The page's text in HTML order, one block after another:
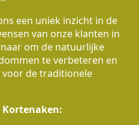
een uniek inzicht in de
van onze klanten in
om de natuurlijke
te verbeteren en
de traditionele